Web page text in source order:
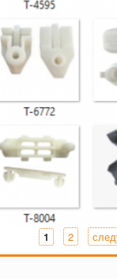
1 2